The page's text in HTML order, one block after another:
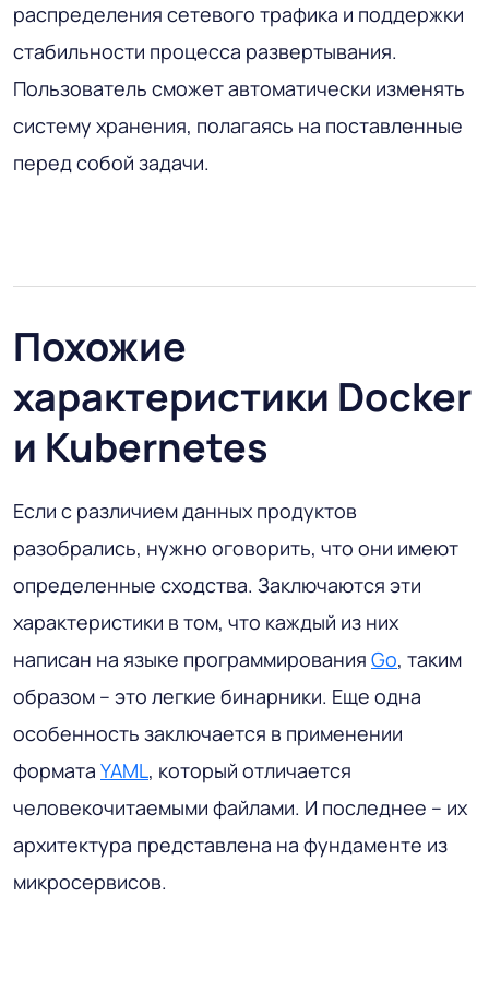
распределения сетевого трафика и поддержки
стабильности процесса развертывания.
Пользователь сможет автоматически изменять
систему хранения, полагаясь на поставленные
перед собой задачи.
Похожие
характеристики Docker
и Kubernetes
Если с различием данных продуктов
разобрались, нужно оговорить, что они имеют
определенные сходства. Заключаются эти
характеристики в том, что каждый из них
написан на языке программирования Go, таким
образом – это легкие бинарники. Еще одна
особенность заключается в применении
формата YAML, который отличается
человекочитаемыми файлами. И последнее – их
архитектура представлена на фундаменте из
микросервисов.